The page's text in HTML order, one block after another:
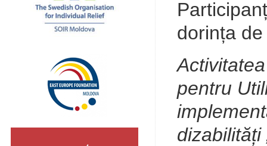
dorința
pentru
dizabilități